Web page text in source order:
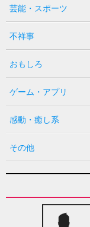
芸能・スポーツ
不祥事
おもしろ
ゲーム・アプリ
感動・癒し系
その他